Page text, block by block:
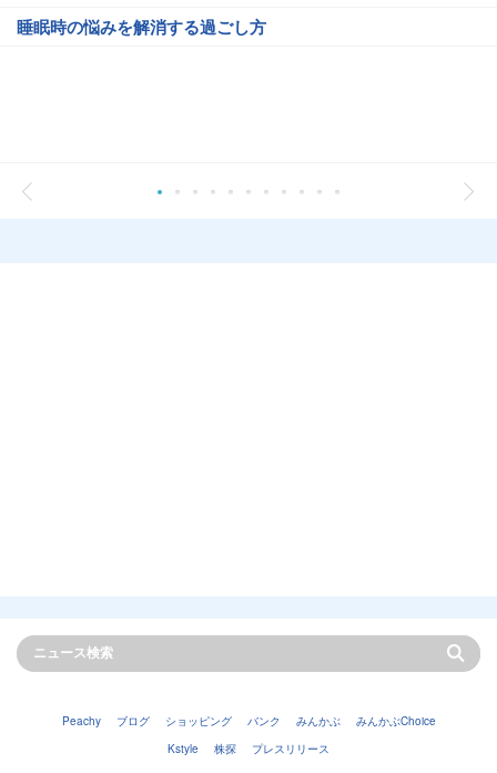
睡眠時の悩みを解消する過ごし方
Peachy ブログ ショッピング バンク みんかぶ
みんかぶChoice
Kstyle
株探 プレスリリース